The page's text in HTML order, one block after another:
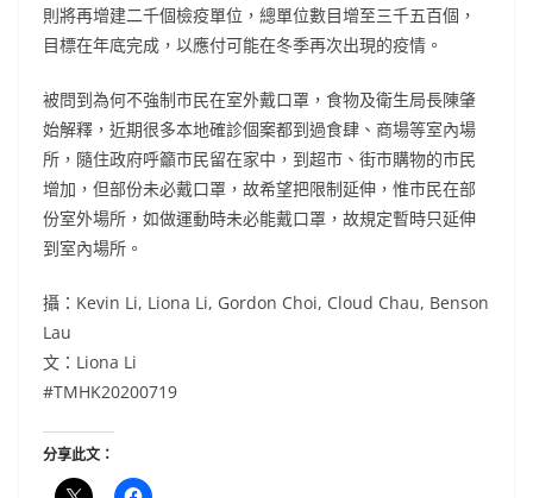
則將再增建二千個檢疫單位，總單位數目增至三千五百個，
目標在年底完成，以應付可能在冬季再次出現的疫情。
被問到為何不強制市民在室外戴口罩，食物及衛生局長陳肇
始解釋，近期很多本地確診個案都到過食肆、商場等室內場
所，隨住政府呼籲市民留在家中，到超市、街市購物的市民
增加，但部份未必戴口罩，故希望把限制延伸，惟市民在部
份室外場所，如做運動時未必能戴口罩，故規定暫時只延伸
到室內場所。
攝：Kevin Li, Liona Li, Gordon Choi, Cloud Chau, Benson
Lau
文：Liona Li
#TMHK20200719
分享此文：